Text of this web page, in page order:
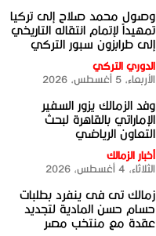
وصول محمد صلاح إلى تركيا
تمهيداً لإتمام انتقاله التاريخي
إلى طرابزون سبور التركي
الدوري التركي
الأربعاء، 5 أغسطس، 2026
وفد الزمالك يزور السفير
الإماراتي بالقاهرة لبحث
التعاون الرياضي
أخبار الزمالك
الثلاثاء، 4 أغسطس، 2026
زمالك تى فى ينفرد بطلبات
حسام حسن المادية لتجديد
عقدة مع منتخب مصر